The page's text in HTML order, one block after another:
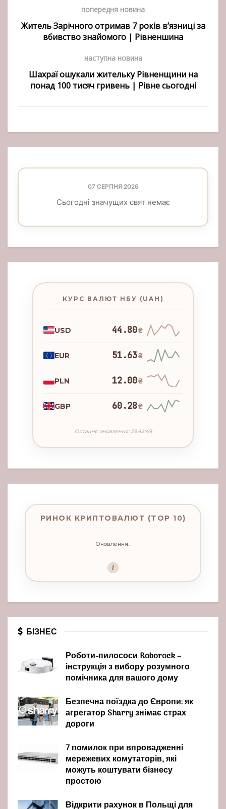
попередня новина
Житель Зарічного отримав 7 років в’язниці за
вбивство знайомого | Рівненшина
наступна новина
Шахраї ошукали жительку Рівненщини на
понад 100 тисяч гривень | Рівне сьогодні
07 СЕРПНЯ 2026
Сьогодні значущих свят немає
КУРС ВАЛЮТ НБУ (UAH)
USD 44.80₴
EUR 51.63₴
PLN 12.00₴
GBP 60.28₴
Останнє оновлення: 23:42:49
РИНОК КРИПТОВАЛЮТ (TOP 10)
Оновлення...
i
БІЗНЕС
Роботи-пилососи Roborock –
інструкція з вибору розумного
помічника для вашого дому
Безпечна поїздка до Європи: як
агрегатор Sharry знімає страх
дороги
7 помилок при впровадженні
мережевих комутаторів, які
можуть коштувати бізнесу
простою
Відкрити рахунок в Польщі для